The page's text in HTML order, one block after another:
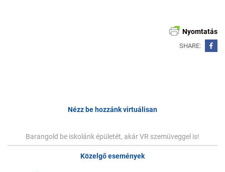
Nyomtatás
SHARE:
Nézz be hozzánk virtuálisan
Barangold be iskolánk épületét, akár VR szemüveggel is!
Közelgő események